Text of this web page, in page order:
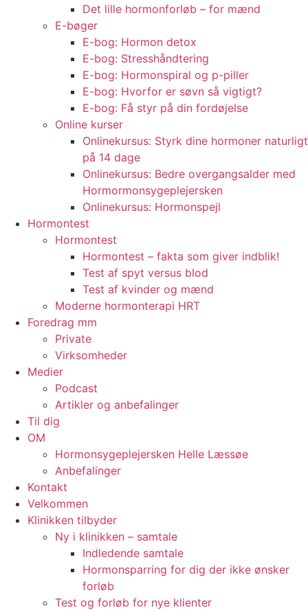
Det lille hormonforløb – for mænd
E-bøger
E-bog: Hormon detox
E-bog: Stresshåndtering
E-bog: Hormonspiral og p-piller
E-bog: Hvorfor er søvn så vigtigt?
E-bog: Få styr på din fordøjelse
Online kurser
Onlinekursus: Styrk dine hormoner naturligt
på 14 dage
Onlinekursus: Bedre overgangsalder med
Hormormonsygeplejersken
Onlinekursus: Hormonspejl
Hormontest
Hormontest
Hormontest – fakta som giver indblik!
Test af spyt versus blod
Test af kvinder og mænd
Moderne hormonterapi HRT
Foredrag mm
Private
Virksomheder
Medier
Podcast
Artikler og anbefalinger
Til dig
OM
Hormonsygeplejersken Helle Læssøe
Anbefalinger
Kontakt
Velkommen
Klinikken tilbyder
Ny i klinikken – samtale
Indledende samtale
Hormonsparring for dig der ikke ønsker
forløb
Test og forløb for nye klienter